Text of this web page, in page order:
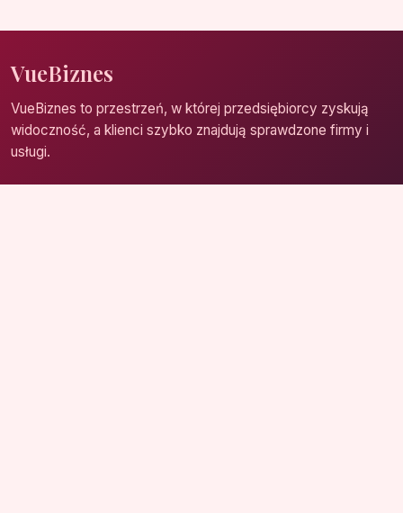
VueBiznes
VueBiznes to przestrzeń, w której przedsiębiorcy zyskują
widoczność, a klienci szybko znajdują sprawdzone firmy i
usługi.